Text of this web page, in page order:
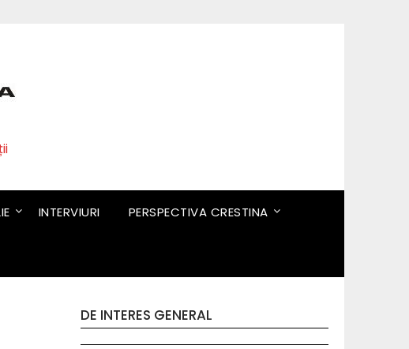
INTERVIURI PERSPECTIVA CRESTINA
DE INTERES GENERAL